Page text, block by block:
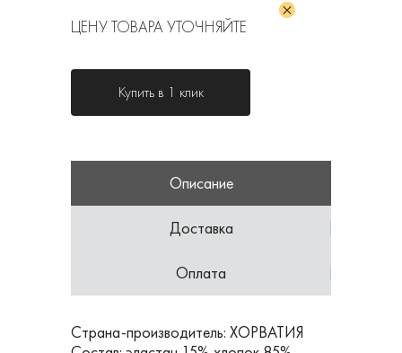
ЦЕНУ ТОВАРА УТОЧНЯЙТЕ
Купить в 1 клик
Описание
Доставка
Оплата
Страна-производитель: ХОРВАТИЯ